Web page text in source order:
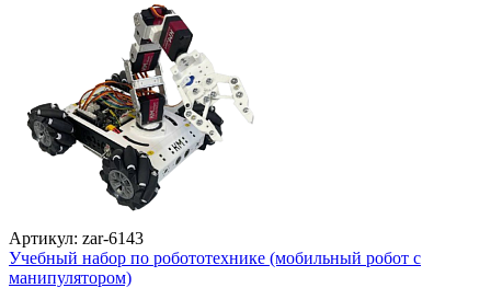
Артикул: zar-6143
Учебный набор по робототехнике (мобильный робот с
манипулятором)